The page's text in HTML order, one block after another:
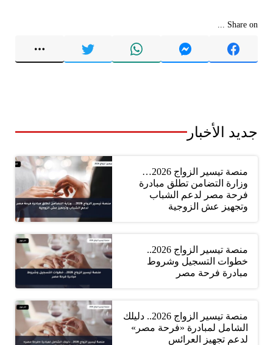
Share on ...
جديد الأخبار
منصة تيسير الزواج 2026…
وزارة التضامن تطلق مبادرة
فرحة مصر لدعم الشباب
وتجهيز عش الزوجية
منصة تيسير الزواج 2026..
خطوات التسجيل وشروط
مبادرة فرحة مصر
منصة تيسير الزواج 2026.. دليلك
الشامل لمبادرة «فرحة مصر»
لدعم تجهيز العرائس